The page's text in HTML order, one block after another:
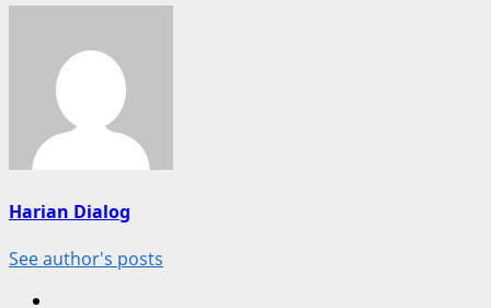
Harian Dialog
See author's posts